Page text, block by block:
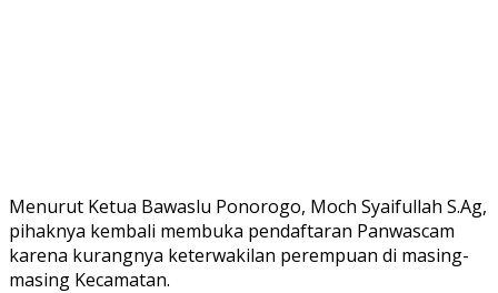
Menurut Ketua Bawaslu Ponorogo, Moch Syaifullah S.Ag,
pihaknya kembali membuka pendaftaran Panwascam
karena kurangnya keterwakilan perempuan di masing-
masing Kecamatan.